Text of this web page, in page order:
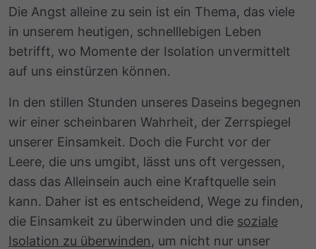
Die Angst alleine zu sein ist ein Thema, das viele
in unserem heutigen, schnelllebigen Leben
betrifft, wo Momente der Isolation unvermittelt
auf uns einstürzen können.
In den stillen Stunden unseres Daseins begegnen
wir einer scheinbaren Wahrheit, der Zerrspiegel
unserer Einsamkeit. Doch die Furcht vor der
Leere, die uns umgibt, lässt uns oft vergessen,
dass das Alleinsein auch eine Kraftquelle sein
kann. Daher ist es entscheidend, Wege zu finden,
die Einsamkeit zu überwinden und die soziale
Isolation zu überwinden, um nicht nur unser